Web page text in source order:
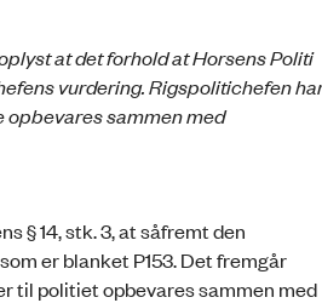
at det forhold at Horsens Politi
vurdering. Rigspolitichefen
sammen med
§ 14, stk. 3, at såfremt den
er blanket P153. Det fremgår
til politiet opbevares sammen med